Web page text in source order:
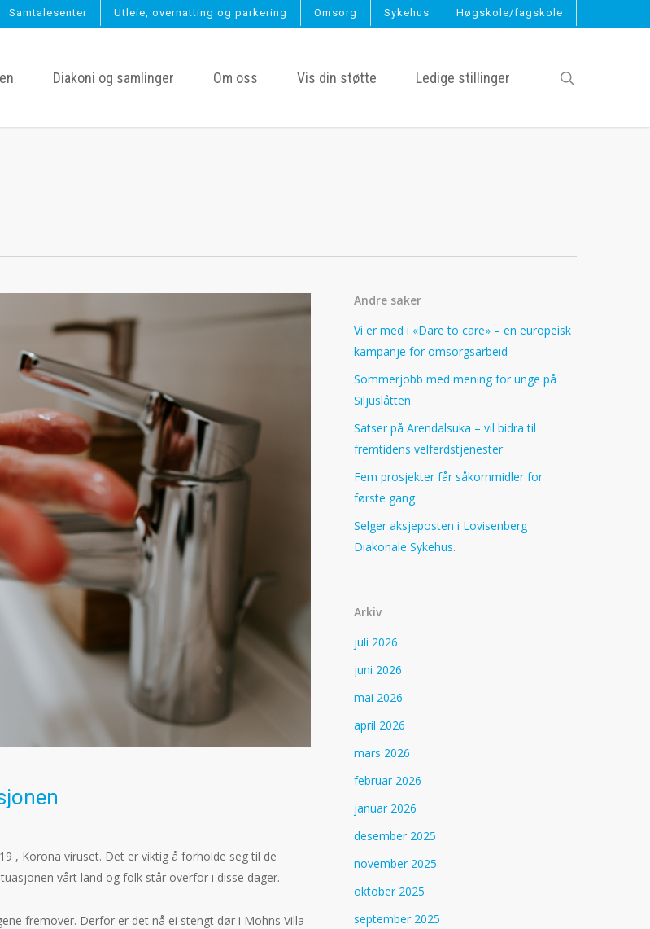
Samtalesenter Utleie, overnatting og parkering Omsorg Sykehus Høgskole/fagskole
Diakoni og samlinger Om oss Vis din støtte Ledige stillinger
, Korona viruset. Det er viktig å forholde seg til de
vårt land og folk står overfor i disse dager.
fremover. Derfor er det nå ei stengt dør i Mohns Villa
Andre saker
Vi er med i «Dare to care» – en europeisk
kampanje for omsorgsarbeid
Sommerjobb med mening for unge på
Siljuslåtten
Satser på Arendalsuka – vil bidra til
fremtidens velferdstjenester
Fem prosjekter får såkornmidler for
første gang
Selger aksjeposten i Lovisenberg
Diakonale Sykehus.
Arkiv
juli 2026
juni 2026
mai 2026
april 2026
mars 2026
februar 2026
januar 2026
desember 2025
november 2025
oktober 2025
september 2025